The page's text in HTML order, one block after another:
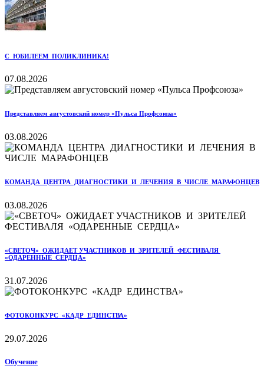
С ЮБИЛЕЕМ ПОЛИКЛИНИКА!
07.08.2026
Представляем августовский номер «Пульса Профсоюза»
03.08.2026
КОМАНДА ЦЕНТРА ДИАГНОСТИКИ И ЛЕЧЕНИЯ В ЧИСЛЕ МАРАФОНЦЕВ
03.08.2026
«СВЕТОЧ» ОЖИДАЕТ УЧАСТНИКОВ И ЗРИТЕЛЕЙ ФЕСТИВАЛЯ
«ОДАРЕННЫЕ СЕРДЦА»
31.07.2026
ФОТОКОНКУРС «КАДР ЕДИНСТВА»
29.07.2026
Обучение